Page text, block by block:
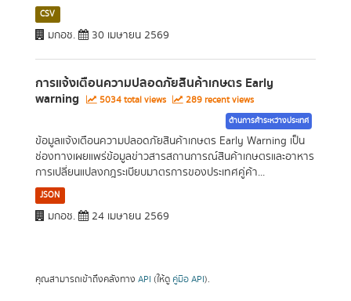
CSV
มกอช. 30 เมษายน 2569
การแจ้งเตือนความปลอดภัยสินค้าเกษตร Early
warning 5034 total views 289 recent views
ด้านการค้าระหว่างประเทศ
ข้อมูลแจ้งเตือนความปลอดภัยสินค้าเกษตร Early Warning เป็น
ช่องทางเผยแพร่ข้อมูลข่าวสารสถานการณ์สินค้าเกษตรและอาหาร
การเปลี่ยนแปลงกฎระเบียบมาตรการของประเทศคู่ค้า...
JSON
มกอช. 24 เมษายน 2569
คุณสามารถเข้าถึงคลังทาง API (ให้ดู คู่มือ API).